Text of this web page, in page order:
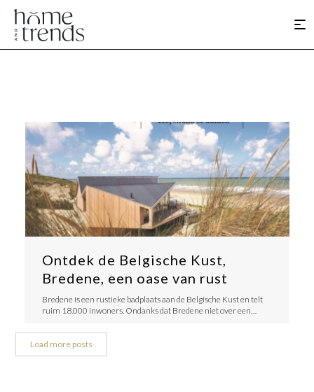
Ontdek de Belgische Kust,
Bredene, een oase van rust
Bredene is een rustieke badplaats aan de Belgische Kust en telt
ruim 18.000 inwoners. Ondanks dat Bredene niet over een…
Load more posts